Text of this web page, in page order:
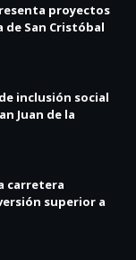
proyectos
San Cristóbal
inclusión social
Juan de la
carretera
superior a